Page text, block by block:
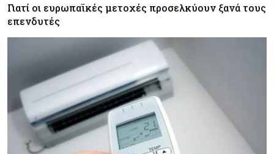
Κόσμος 08-08-2026
Οι πυρκαγιές κατακαίνε την Ευρώπη, αλλά οι
ζημιές δεν είναι ασφαλισμένες
Κόσμος
Γιατί οι κεντρικές τράπεζες αφήνουν τις αγορές
να «παίξουν μπάλα»
Γιατί οι ευρωπαϊκές μετοχές προσελκύουν ξανά τους
επενδυτές